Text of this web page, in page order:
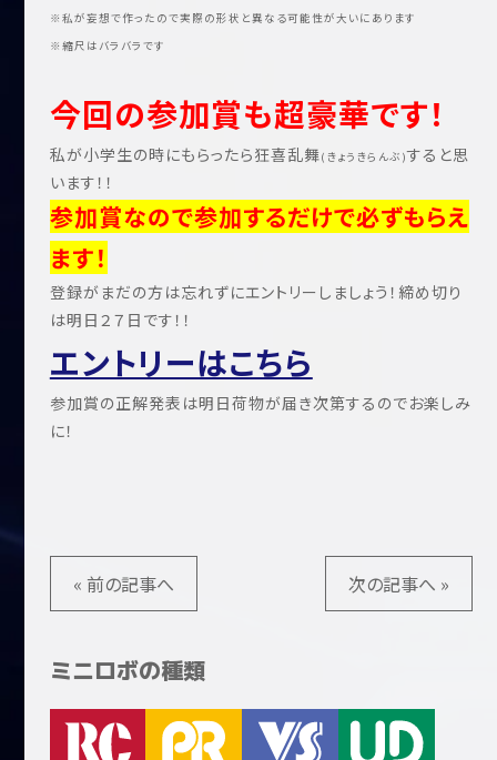
※私が妄想で作ったので実際の形状と異なる可能性が大いにあります
※縮尺はバラバラです
今回の参加賞も超豪華です！
私が小学生の時にもらったら狂喜乱舞(きょうきらんぶ)すると思
います！！
参加賞なので参加するだけで必ずもらえ
ます！
登録がまだの方は忘れずにエントリーしましょう！締め切り
は明日２７日です！！
エントリーはこちら
参加賞の正解発表は明日荷物が届き次第するのでお楽しみ
に！
« 前の記事へ 次の記事へ »
ミニロボの種類